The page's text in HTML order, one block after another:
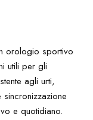
orologio sportivo
utili per gli
agli urti,
e quotidiano.